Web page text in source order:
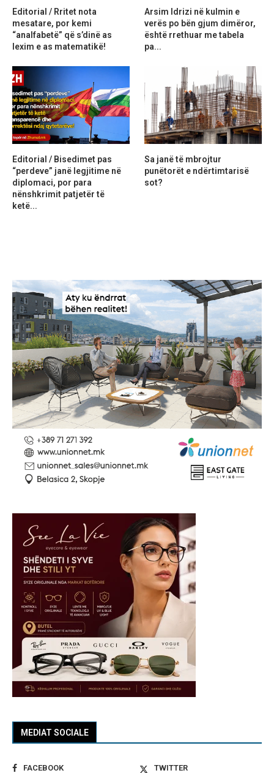
MEDIAT SOCIALE
FACEBOOK
TWITTER
Editorial / Rritet nota
mesatare, por kemi
“analfabetë” që s’dinë as
lexim e as matematikë!
Arsim Idrizi në kulmin e
verës po bën gjum dimëror,
është rrethuar me tabela
pa...
Editorial / Bisedimet pas
“perdeve” janë legjitime në
diplomaci, por para
nënshkrimit patjetër të
ketë...
Sa janë të mbrojtur
punëtorët e ndërtimtarisë
sot?